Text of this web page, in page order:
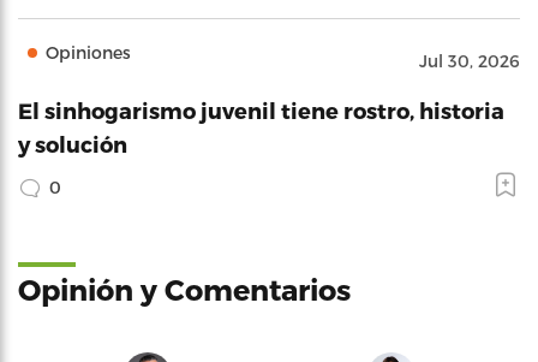
Opiniones Jul 30, 2026
El sinhogarismo juvenil tiene rostro, historia
y solución
0
Opinión y Comentarios